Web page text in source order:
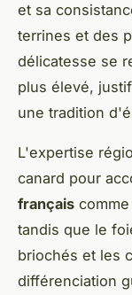
et sa
terrines et des
délicatesse se
plus élevé,
une tradition
L'expertise
canard pour
français
tandis que le
briochés et les
différenciation